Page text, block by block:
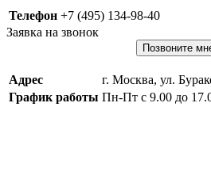
Телефон +7 (495) 134-98-40
Заявка на звонок
Позвоните
Адрес
г. Москва, ул.
График работы Пн-Пт с 9.00 до